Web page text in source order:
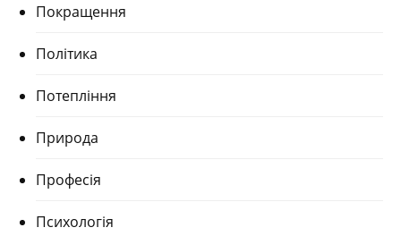
Покращення
Політика
Потепління
Природа
Професія
Психологія